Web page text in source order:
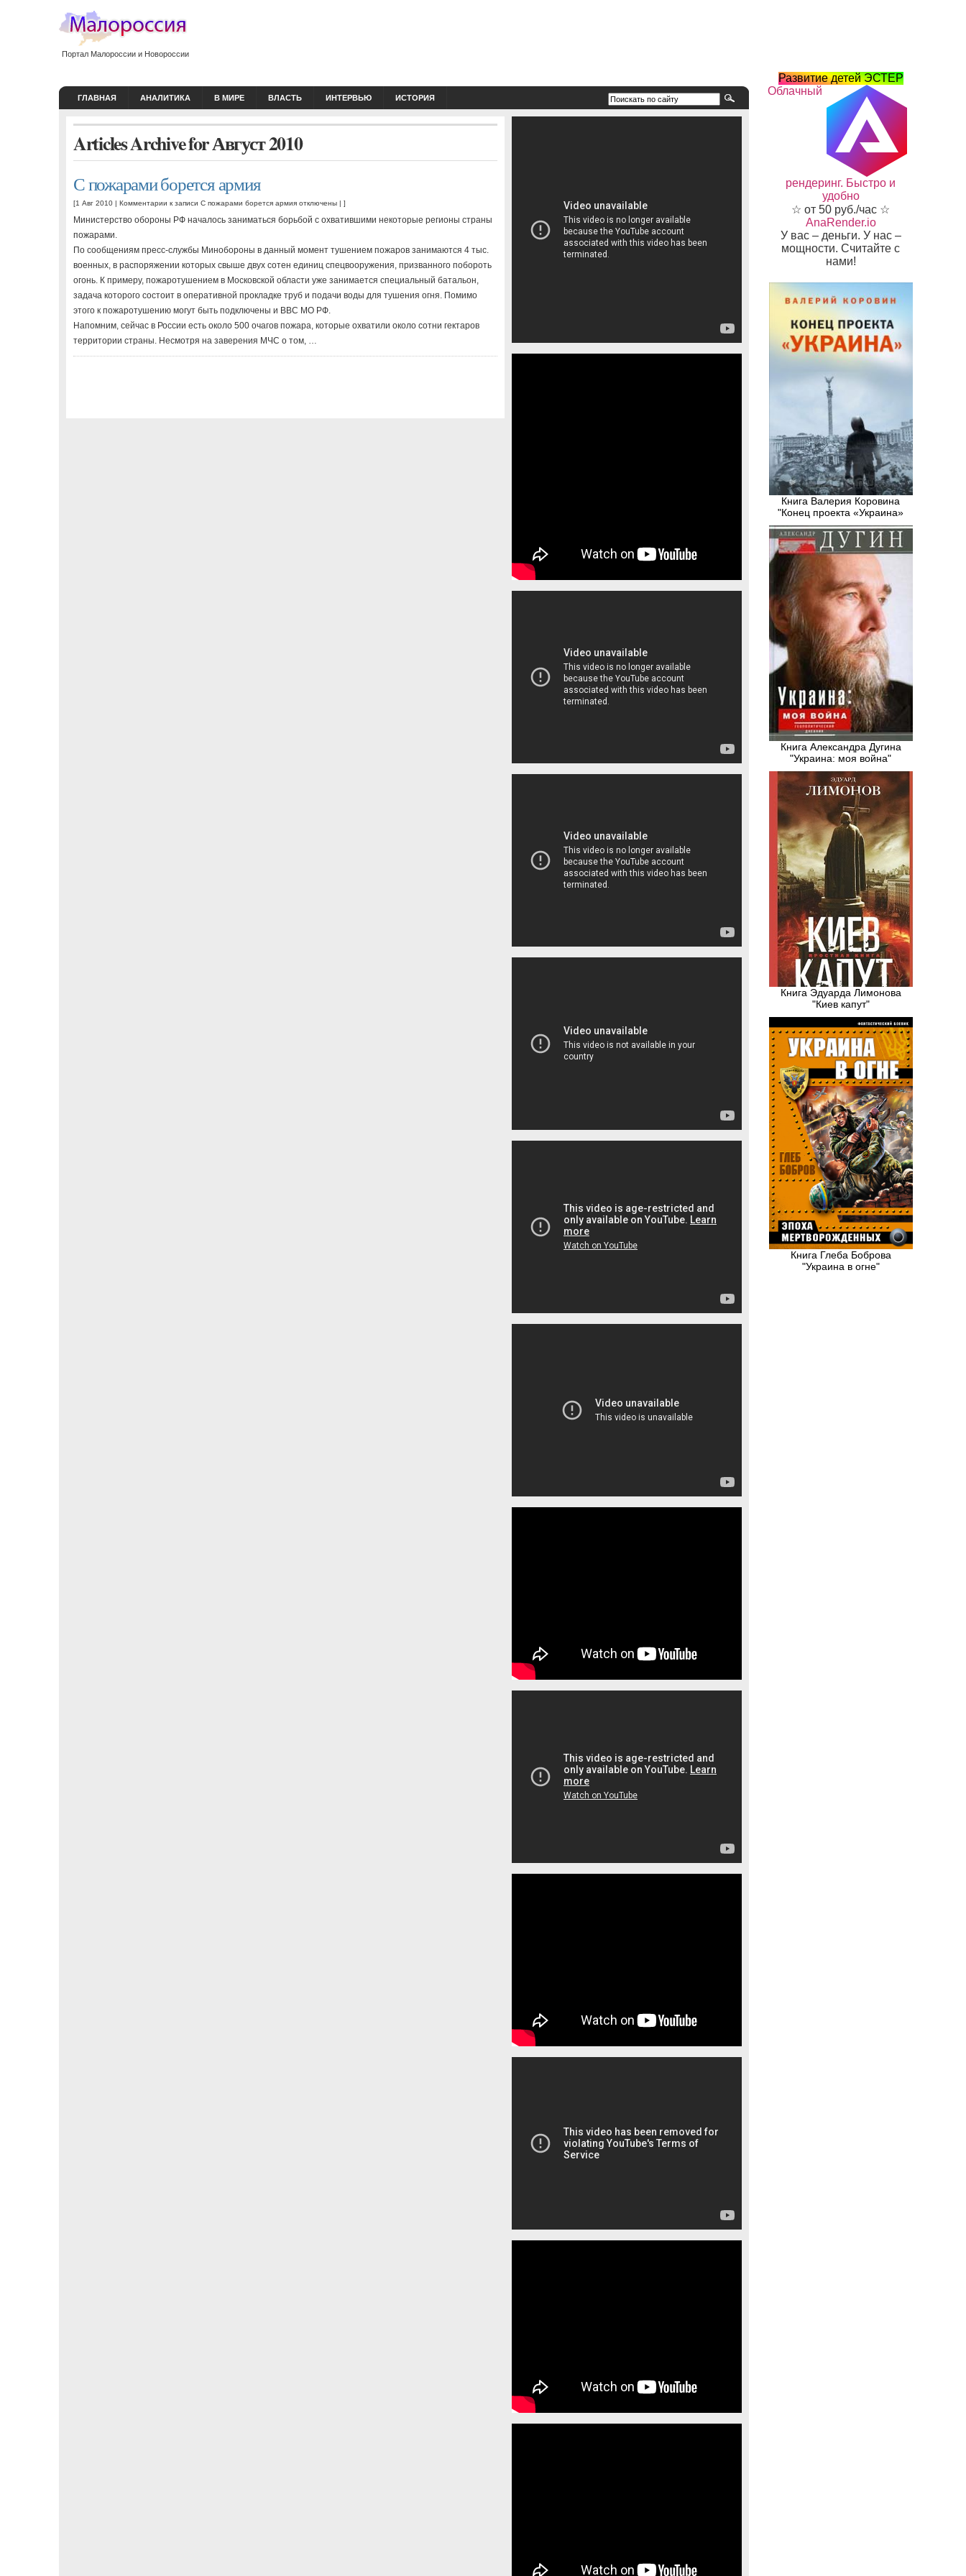
Портал Малороссии и Новороссии
ГЛАВНАЯ АНАЛИТИКА В МИРЕ ВЛАСТЬ ИНТЕРВЬЮ ИСТОРИЯ
Articles Archive for Август 2010
С пожарами борется армия
[1 Авг 2010 | Комментарии к записи С пожарами борется армия отключены | ]
Министерство обороны РФ началось заниматься борьбой с охватившими некоторые регионы страны
пожарами.
По сообщениям пресс-службы Минобороны в данный момент тушением пожаров занимаются 4 тыс.
военных, в распоряжении которых свыше двух сотен единиц спецвооружения, призванного побороть
огонь. К примеру, пожаротушением в Московской области уже занимается специальный батальон,
задача которого состоит в оперативной прокладке труб и подачи воды для тушения огня. Помимо
этого к пожаротушению могут быть подключены и ВВС МО РФ.
Напомним, сейчас в России есть около 500 очагов пожара, которые охватили около сотни гектаров
территории страны. Несмотря на заверения МЧС о том, …
Развитие детей ЭСТЕР
Облачный
рендеринг. Быстро и
удобно
☆ от 50 руб./час ☆
AnaRender.io
У вас – деньги. У нас –
мощности. Считайте с
нами!
Книга Валерия Коровина
"Конец проекта «Украина»
Книга Александра Дугина
"Украина: моя война"
Книга Эдуарда Лимонова
"Киев капут"
Книга Глеба Боброва
"Украина в огне"